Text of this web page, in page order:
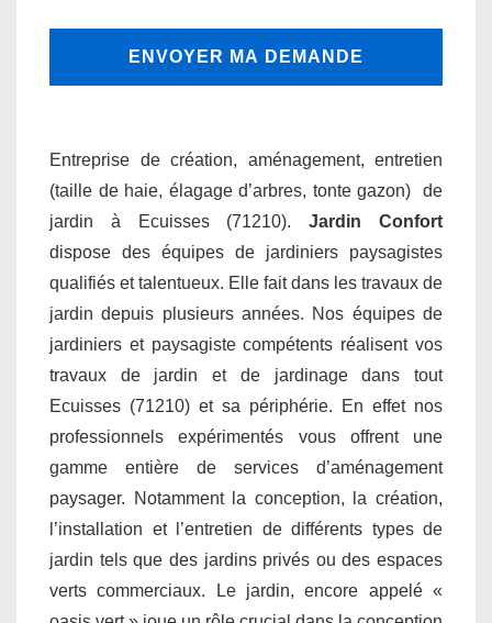
Entreprise de création, aménagement, entretien
(taille de haie, élagage d’arbres, tonte gazon) de
jardin à Ecuisses (71210).Jardin Confort
dispose des équipes de jardiniers paysagistes
qualifiés et talentueux. Elle fait dans les travaux de
jardin depuis plusieurs années. Nos équipes de
jardiniers et paysagiste compétents réalisent vos
travaux de jardin et de jardinage dans tout
Ecuisses (71210) et sa périphérie. En effet nos
professionnels expérimentés vous offrent une
gamme entière de services d’aménagement
paysager. Notamment la conception, la création,
l’installation et l’entretien de différents types de
jardin tels que des jardins privés ou des espaces
verts commerciaux. Le jardin, encore appelé «